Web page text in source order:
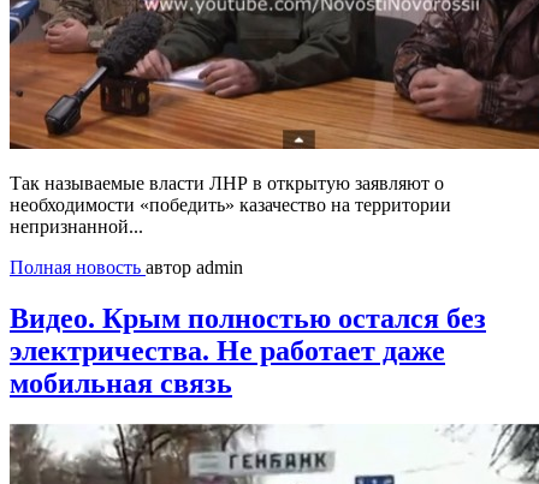
Так называемые власти ЛНР в открытую заявляют о
необходимости «победить» казачество на территории
непризнанной...
Полная новость автор admin
Видео. Крым полностью остался без
электричества. Не работает даже
мобильная связь